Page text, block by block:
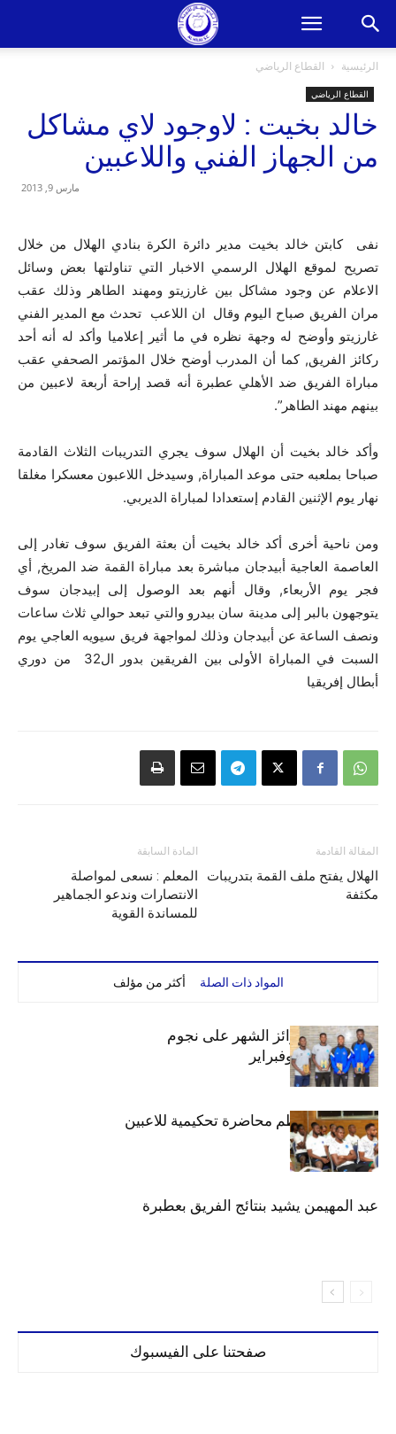
الرئيسية القطاع الرياضي
القطاع الرياضي
خالد بخيت : لاوجود لاي مشاكل
من الجهاز الفني واللاعبين
مارس 9, 2013
نفى كابتن خالد بخيت مدير دائرة الكرة بنادي الهلال من خلال
تصريح لموقع الهلال الرسمي الاخبار التي تناولتها بعض وسائل
الاعلام عن وجود مشاكل بين غارزيتو ومهند الطاهر وذلك عقب
مران الفريق صباح اليوم وقال ان اللاعب تحدث مع المدير الفني
غارزيتو وأوضح له وجهة نظره في ما أثير إعلاميا وأكد له أنه أحد
ركائز الفريق, كما أن المدرب أوضح خلال المؤتمر الصحفي عقب
مباراة الفريق ضد الأهلي عطبرة أنه قصد إراحة أربعة لاعبين من
بينهم مهند الطاهر”.
وأكد خالد بخيت أن الهلال سوف يجري التدريبات الثلاث القادمة
صباحا بملعبه حتى موعد المباراة, وسيدخل اللاعبون معسكرا مغلقا
نهار يوم الإثنين القادم إستعدادا لمباراة الديربي.
ومن ناحية أخرى أكد خالد بخيت أن بعثة الفريق سوف تغادر إلى
العاصمة العاجية أبيدجان مباشرة بعد مباراة القمة ضد المريخ, أي
فجر يوم الأربعاء, وقال أنهم بعد الوصول إلى إبيدجان سوف
يتوجهون بالبر إلى مدينة سان بيدرو والتي تبعد حوالي ثلاث ساعات
ونصف الساعة عن أبيدجان وذلك لمواجهة فريق سيويه العاجي يوم
السبت في المباراة الأولى بين الفريقين بدور ال32 من دوري
أبطال إفريقيا
المادة السابقة
المعلم : نسعى لمواصلة
الانتصارات وندعو الجماهير
للمساندة القوية
المقالة القادمة
الهلال يفتح ملف القمة بتدريبات
مكثفة
المواد ذات الصلة أكثر من مؤلف
الهلال يوزع جوائز الشهر على نجوم
ديسمبر.. يناير وفبراير
دائرة الكرة تنظم محاضرة تحكيمية للاعبين
عبد المهيمن يشيد بنتائج الفريق بعطبرة
صفحتنا على الفيسبوك